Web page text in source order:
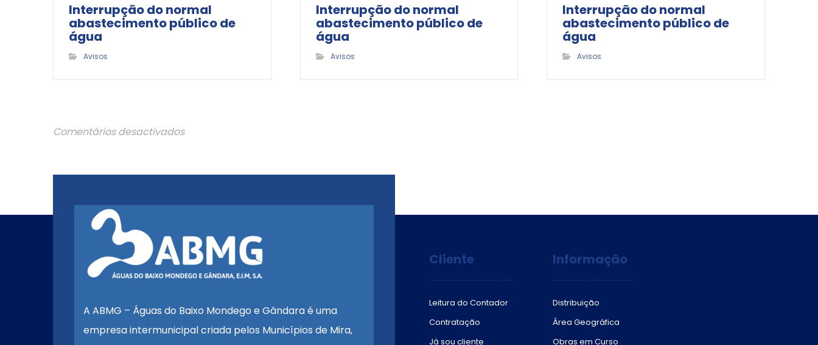
Interrupção do normal
abastecimento público de
água
Avisos
Interrupção do normal
abastecimento público de
água
Avisos
Interrupção do normal
abastecimento público de
água
Avisos
Comentários desactivados
A ABMG – Águas do Baixo Mondego e Gândara é uma
empresa intermunicipal criada pelos Municípios de Mira,
Cliente
Leitura do Contador
Contratação
Já sou cliente
Informação
Distribuição
Área Geográfica
Obras em Curso